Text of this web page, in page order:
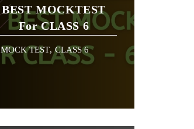
BEST MOCKTEST
For CLASS 6
MOCK TEST, CLASS 6